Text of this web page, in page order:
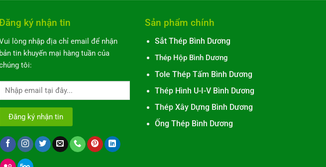
ký nhận tin
lòng nhập địa chỉ email để nhận
bản tin khuyến mại hàng tuần của
tôi:
Sản phẩm chính
Sắt Thép Bình Dương
Thép Hộp Bình Dương
Tole Thép Tấm Bình Dương
Thép Hình U-I-V Bình Dương
Thép Xây Dựng Bình Dương
Ống Thép Bình Dương